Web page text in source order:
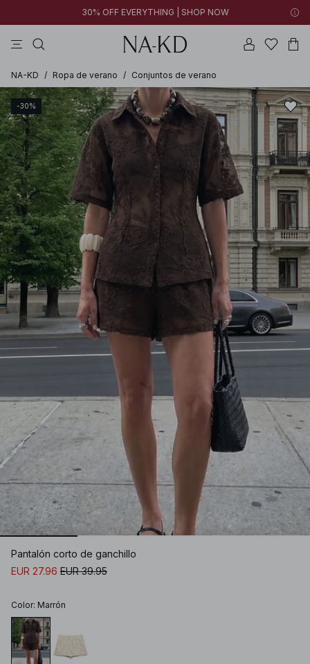
30% OFF EVERYTHING | SHOP NOW
NA-KD / Ropa de verano / Conjuntos de verano
-30%
Pantalón corto de ganchillo
EUR 27.96 EUR 39.95
Color: Marrón